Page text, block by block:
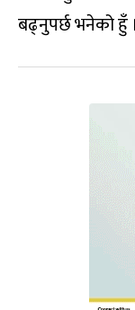
बढ्नुपर्छ भनेको हुँ